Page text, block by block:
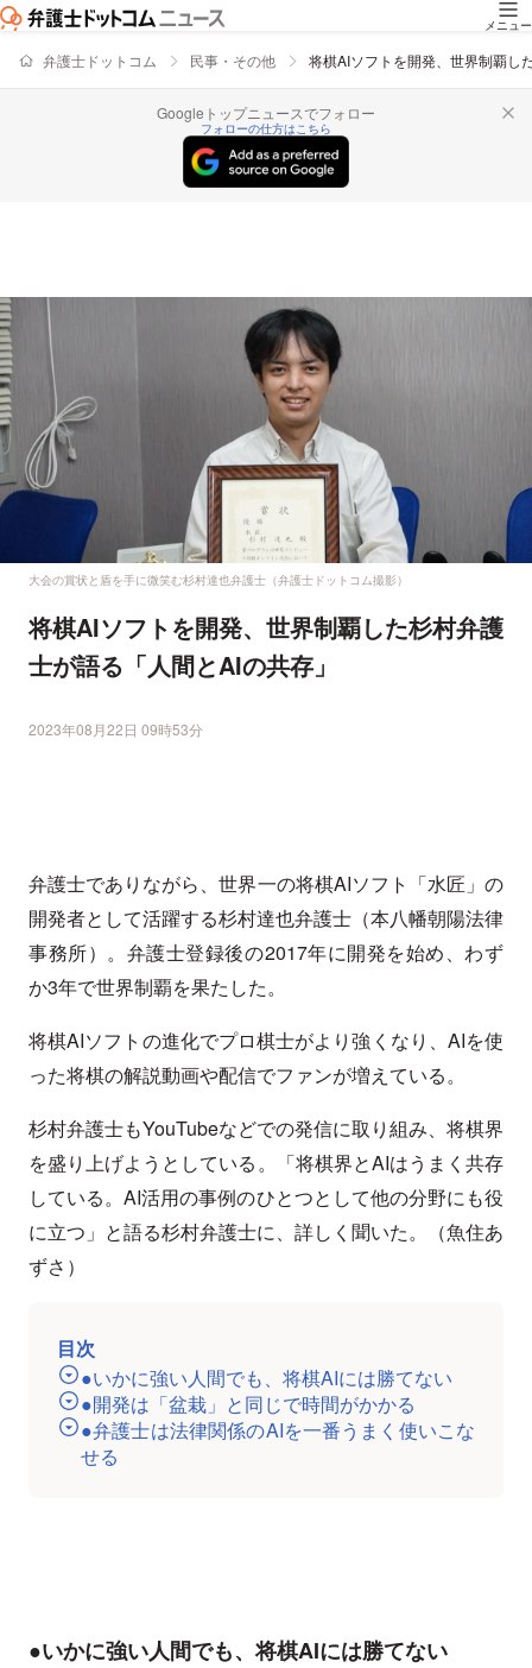
メニュー
弁護士ドットコム 民事・その他 将棋AIソフトを開発、世界制覇し
Googleトップニュースでフォロー
フォローの仕方はこちら
大会の賞状と盾を手に微笑む杉村達也弁護士（弁護士ドットコム撮影）
将棋AIソフトを開発、世界制覇した杉村弁護
士が語る「人間とAIの共存」
2023年08月22日 09時53分
弁護士でありながら、世界一の将棋AIソフト「水匠」の
開発者として活躍する杉村達也弁護士（本八幡朝陽法律
事務所）。弁護士登録後の2017年に開発を始め、わず
か3年で世界制覇を果たした。
将棋AIソフトの進化でプロ棋士がより強くなり、AIを使
った将棋の解説動画や配信でファンが増えている。
杉村弁護士もYouTubeなどでの発信に取り組み、将棋界
を盛り上げようとしている。「将棋界とAIはうまく共存
している。AI活用の事例のひとつとして他の分野にも役
に立つ」と語る杉村弁護士に、詳しく聞いた。（魚住あ
ずさ）
目次
●いかに強い人間でも、将棋AIには勝てない
●開発は「盆栽」と同じで時間がかかる
●弁護士は法律関係のAIを一番うまく使いこな
せる
●いかに強い人間でも、将棋AIには勝てない